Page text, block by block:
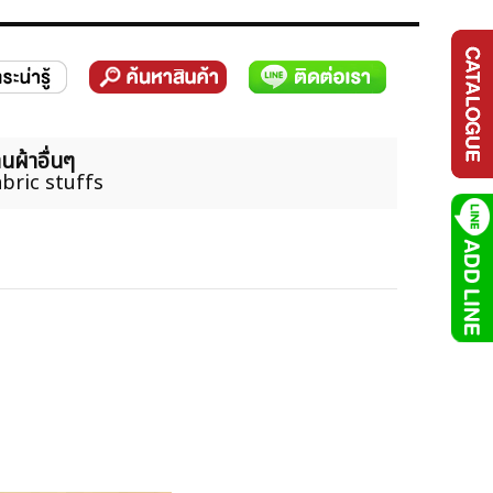
ผ้าอื่นๆ
stuffs